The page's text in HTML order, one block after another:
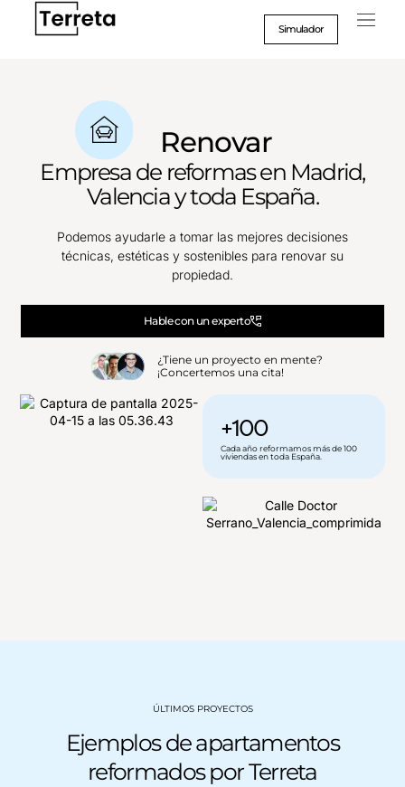
Simulador
Renovar
Empresa de reformas en Madrid,
Valencia y toda España.
Podemos ayudarle a tomar las mejores decisiones
técnicas, estéticas y sostenibles para renovar su
propiedad.
Hable con un experto
¿Tiene un proyecto en mente?
¡Concertemos una cita!
+100
Cada año reformamos más de 100
viviendas en toda España.
ÚLTIMOS PROYECTOS
Ejemplos de apartamentos
reformados por Terreta